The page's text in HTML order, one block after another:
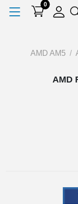
0
AMD AM5